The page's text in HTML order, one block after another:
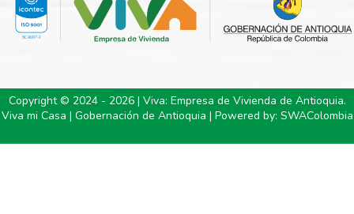
Copyright © 2024 - 2026 | Viva: Empresa de Vivienda de Antioquia.
Viva mi Casa | Gobernación de Antioquia | Powered by: SWAColombia